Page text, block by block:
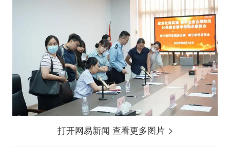
打开网易新闻 查看更多图片